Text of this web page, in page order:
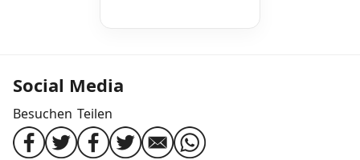
Social Media
Besuchen Teilen